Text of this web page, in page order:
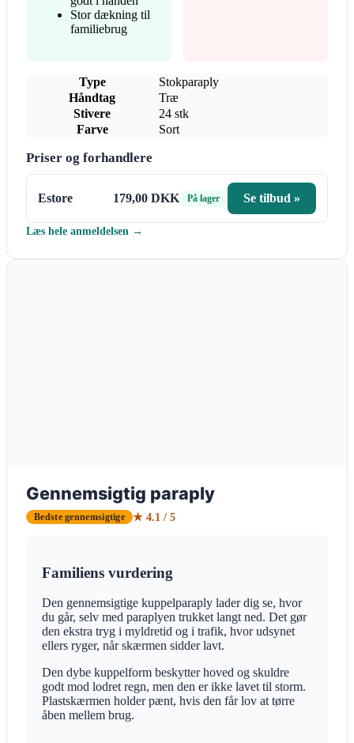
Stor dækning til
familiebrug
Type
Stokparaply
Håndtag
Træ
Stivere
24 stk
Farve
Sort
Priser og forhandlere
Estore 179,00 DKK På lager Se tilbud »
Læs hele anmeldelsen →
Gennemsigtig paraply
Bedste gennemsigtige ★ 4.1 / 5
Familiens vurdering
Den gennemsigtige kuppelparaply lader dig se, hvor
du går, selv med paraplyen trukket langt ned. Det gør
den ekstra tryg i myldretid og i trafik, hvor udsynet
ellers ryger, når skærmen sidder lavt.
Den dybe kuppelform beskytter hoved og skuldre
godt mod lodret regn, men den er ikke lavet til storm.
Plastskærmen holder pænt, hvis den får lov at tørre
åben mellem brug.